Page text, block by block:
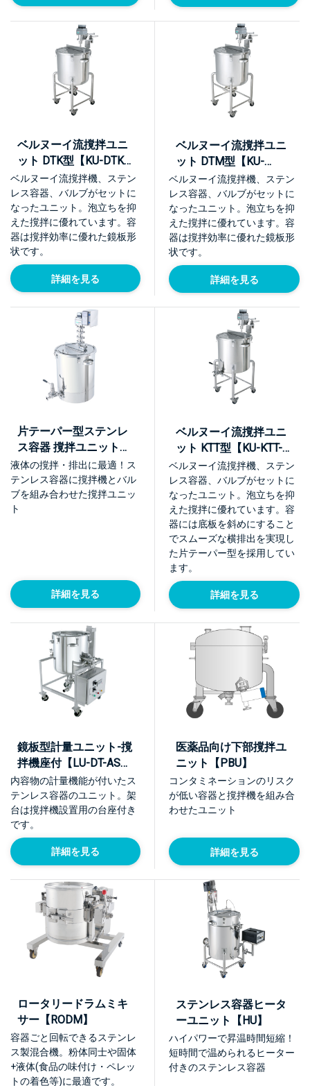
ベルヌーイ流撹拌ユニ
ット DTK型【KU-DTK-
PO/KU-DTK-SD】
ベルヌーイ流撹拌機、ステン
レス容器、バルブがセットに
なったユニット。泡立ちを抑
えた撹拌に優れています。容
器は撹拌効率に優れた鏡板形
状です。
詳細を見る
ベルヌーイ流撹拌ユニ
ット DTM型【KU-
DTM】
ベルヌーイ流撹拌機、ステン
レス容器、バルブがセットに
なったユニット。泡立ちを抑
えた撹拌に優れています。容
器は撹拌効率に優れた鏡板形
状です。
詳細を見る
片テーパー型ステンレ
ス容器 撹拌ユニット
【KU】
液体の撹拌・排出に最適！ス
テンレス容器に撹拌機とバル
ブを組み合わせた撹拌ユニッ
ト
詳細を見る
ベルヌーイ流撹拌ユニ
ット KTT型【KU-KTT-
L】
ベルヌーイ流撹拌機、ステン
レス容器、バルブがセットに
なったユニット。泡立ちを抑
えた撹拌に優れています。容
器には底板を斜めにすること
でスムーズな横排出を実現し
た片テーパー型を採用してい
ます。
詳細を見る
鏡板型計量ユニット-撹
拌機座付【LU-DT-ASC-
K】
内容物の計量機能が付いたス
テンレス容器のユニット。架
台は撹拌機設置用の台座付き
です。
詳細を見る
医薬品向け下部撹拌ユ
ニット【PBU】
コンタミネーションのリスク
が低い容器と撹拌機を組み合
わせたユニット
詳細を見る
ロータリードラムミキ
サー【RODM】
容器ごと回転できるステンレ
ス製混合機。粉体同士や固体
+液体(食品の味付け・ペレッ
トの着色等)に最適です。
ステンレス容器ヒータ
ーユニット【HU】
ハイパワーで昇温時間短縮！
短時間で温められるヒーター
付きのステンレス容器